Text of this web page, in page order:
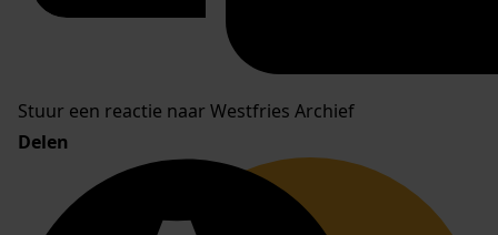
Stuur een reactie naar Westfries Archief
Delen